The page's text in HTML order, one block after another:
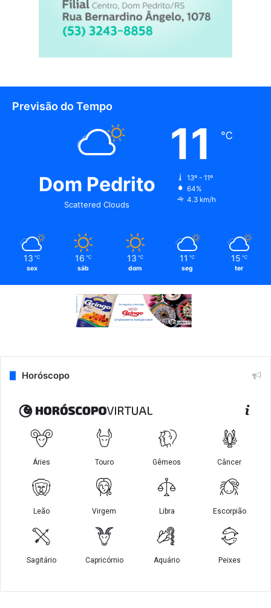
Previsão do Tempo
Dom Pedrito
Scattered Clouds
11 ℃
13º - 11º
64%
4.3 km/h
13 ℃
sex
16 ℃
sáb
13 ℃
dom
11 ℃
seg
15 ℃
ter
Horóscopo